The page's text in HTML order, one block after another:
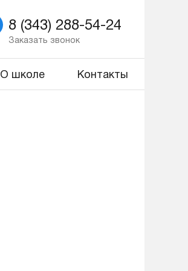
8 (343) 288-54-24
Заказать звонок
О школе Контакты